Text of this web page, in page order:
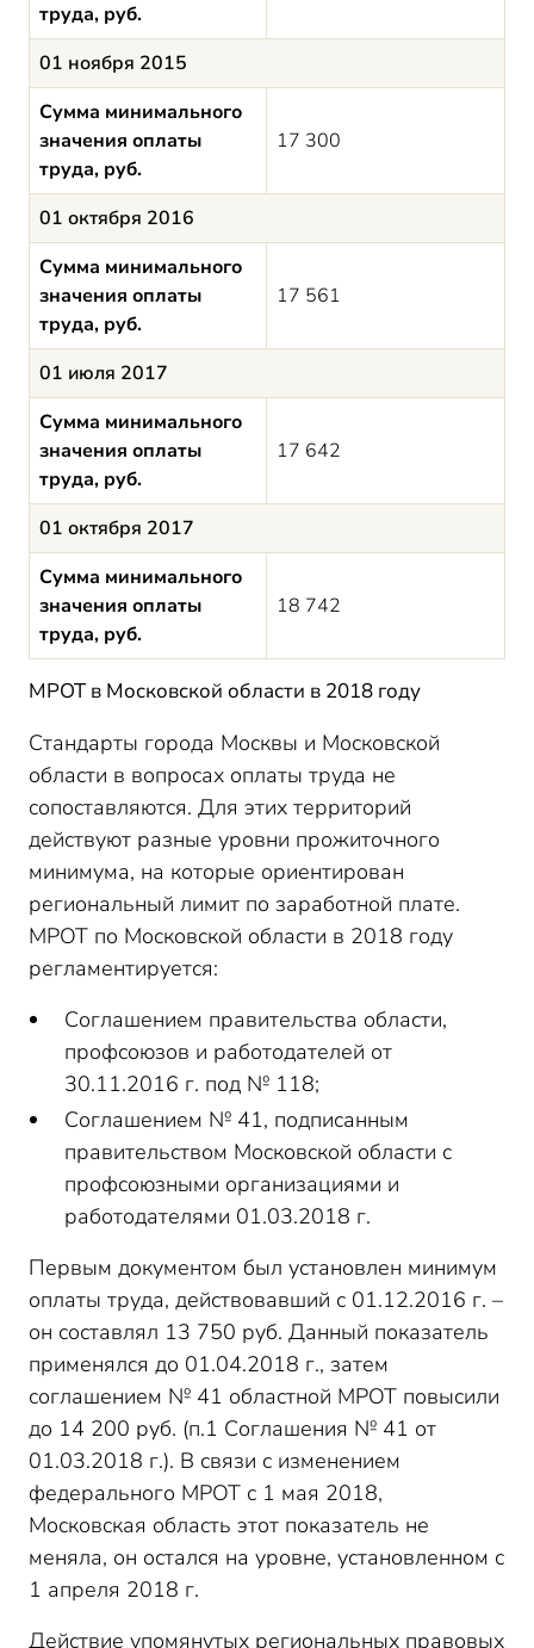
труда, руб.
01 ноября 2015
Сумма минимального
значения оплаты
труда, руб.
17 300
01 октября 2016
Сумма минимального
значения оплаты
труда, руб.
17 561
01 июля 2017
Сумма минимального
значения оплаты
труда, руб.
17 642
01 октября 2017
Сумма минимального
значения оплаты
труда, руб.
18 742
МРОТ в Московской области в 2018 году
Стандарты города Москвы и Московской
области в вопросах оплаты труда не
сопоставляются. Для этих территорий
действуют разные уровни прожиточного
минимума, на которые ориентирован
региональный лимит по заработной плате.
МРОТ по Московской области в 2018 году
регламентируется:
Cоглашением правительства области,
профсоюзов и работодателей от
30.11.2016 г. под № 118;
Соглашением № 41, подписанным
правительством Московской области с
профсоюзными организациями и
работодателями 01.03.2018 г.
Первым документом был установлен минимум
оплаты труда, действовавший с 01.12.2016 г. –
он составлял 13 750 руб. Данный показатель
применялся до 01.04.2018 г., затем
соглашением № 41 областной МРОТ повысили
до 14 200 руб. (п.1 Соглашения № 41 от
01.03.2018 г.). В связи с изменением
федерального МРОТ с 1 мая 2018,
Московская область этот показатель не
меняла, он остался на уровне, установленном с
1 апреля 2018 г.
Действие упомянутых региональных правовых